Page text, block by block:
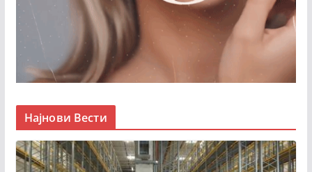
Најнови Вести